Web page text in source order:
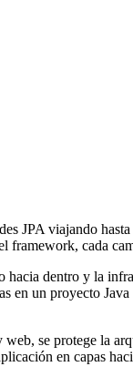
JPA viajando
framework, cada
hacia dentro y la
en un proyecto
se protege la
en capas